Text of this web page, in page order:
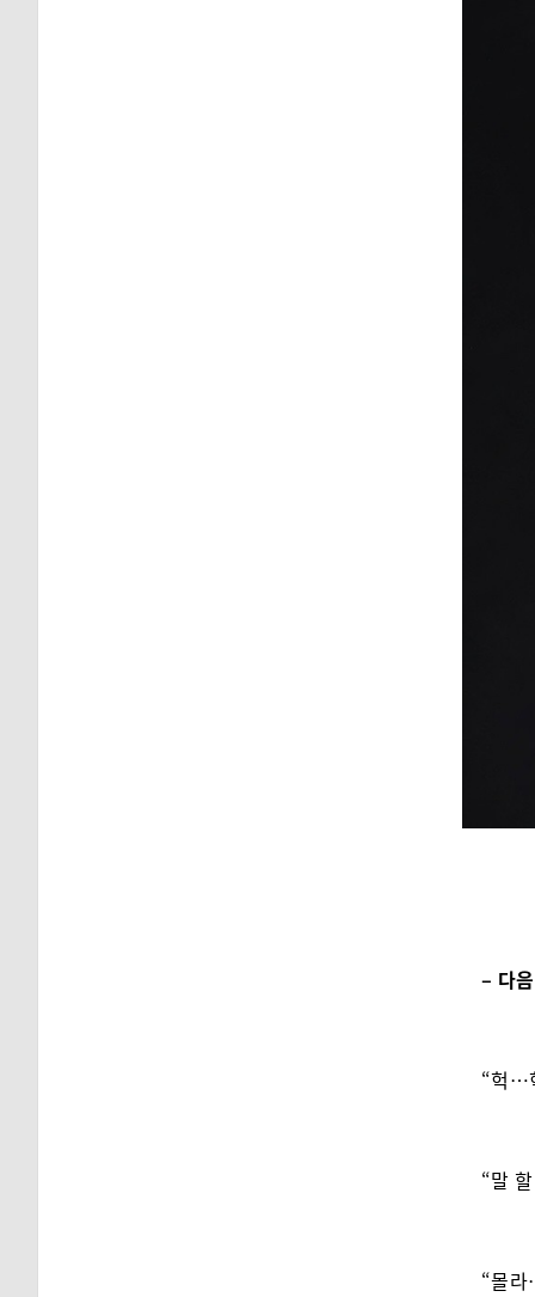
– 다
“헉…
“말
“몰